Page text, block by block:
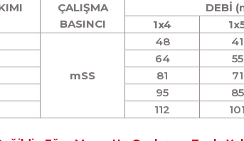
ÇALIŞMA
BASINCI
DEBİ
1x4
mSS
48 41
64 55
81 71
95 85
112 101